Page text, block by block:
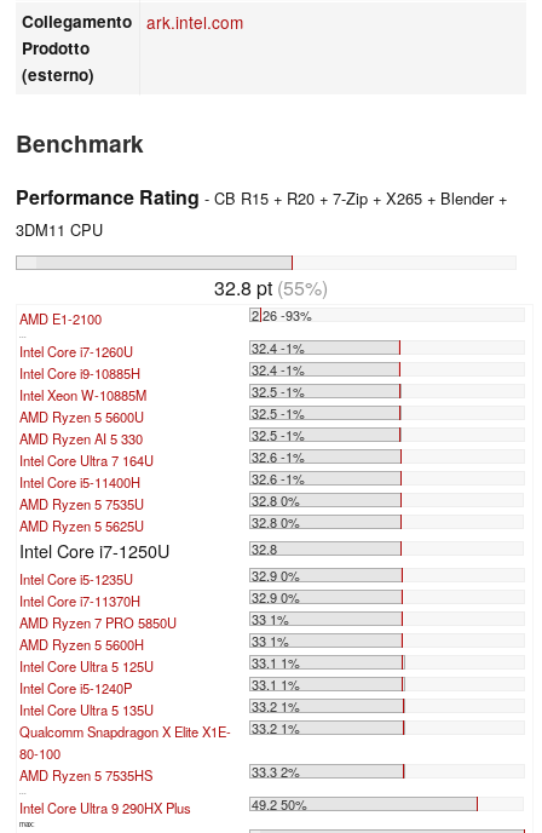
Collegamento
Prodotto
(esterno)
ark.intel.com
Benchmark
Performance Rating - CB R15 + R20 + 7-Zip + X265 + Blender +
3DM11 CPU
32.8 pt (55%)
AMD E1-2100 2.26 -93%
Intel Core i7-1260U
32.4 -1%
Intel Core i9-10885H
32.4 -1%
Intel Xeon W-10885M
32.5 -1%
AMD Ryzen 5 5600U
32.5 -1%
AMD Ryzen AI 5 330
32.5 -1%
Intel Core Ultra 7 164U
32.6 -1%
Intel Core i5-11400H
32.6 -1%
AMD Ryzen 5 7535U
32.8 0%
AMD Ryzen 5 5625U
32.8 0%
Intel Core i7-1250U
32.8
Intel Core i5-1235U
32.9 0%
Intel Core i7-11370H
32.9 0%
AMD Ryzen 7 PRO 5850U
33 1%
AMD Ryzen 5 5600H
33 1%
Intel Core Ultra 5 125U
33.1 1%
Intel Core i5-1240P
33.1 1%
Intel Core Ultra 5 135U
33.2 1%
Qualcomm Snapdragon X Elite X1E-
80-100
33.2 1%
AMD Ryzen 5 7535HS 33.3 2%
Intel Core Ultra 9 290HX Plus 49.2 50%
max: